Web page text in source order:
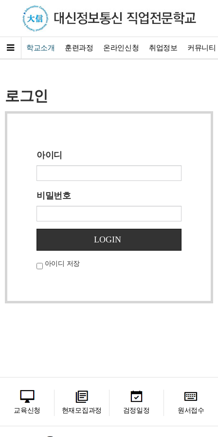
학교소개 훈련과정 온라인신청 취업정보 커뮤니티
로그인
아이디
비밀번호
LOGIN
아이디 저장
교육신청 현재모집과정 검정일정 원서접수